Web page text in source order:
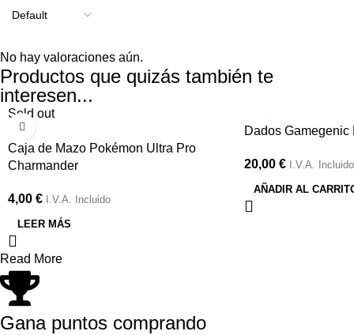
No hay valoraciones aún.
Productos que quizás también te
interesen...
Sold out
Caja de Mazo Pokémon Ultra Pro
Charmander
4,00 € I.V.A. Incluido
LEER MÁS
Dados Gamegenic
20,00 € I.V.A. Incluido
AÑADIR AL
Read More
Gana puntos comprando